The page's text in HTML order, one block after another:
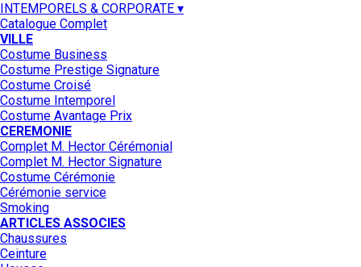
INTEMPORELS & CORPORATE ▾
Catalogue Complet
VILLE
Costume Business
Costume Prestige Signature
Costume Croisé
Costume Intemporel
Costume Avantage Prix
CEREMONIE
Complet M. Hector Cérémonial
Complet M. Hector Signature
Costume Cérémonie
Cérémonie service
Smoking
ARTICLES ASSOCIES
Chaussures
Ceinture